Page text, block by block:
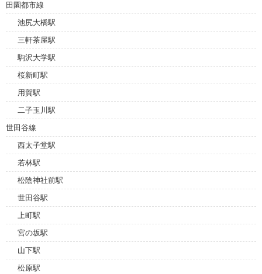
田園都市線
池尻大橋駅
三軒茶屋駅
駒沢大学駅
桜新町駅
用賀駅
二子玉川駅
世田谷線
西太子堂駅
若林駅
松陰神社前駅
世田谷駅
上町駅
宮の坂駅
山下駅
松原駅